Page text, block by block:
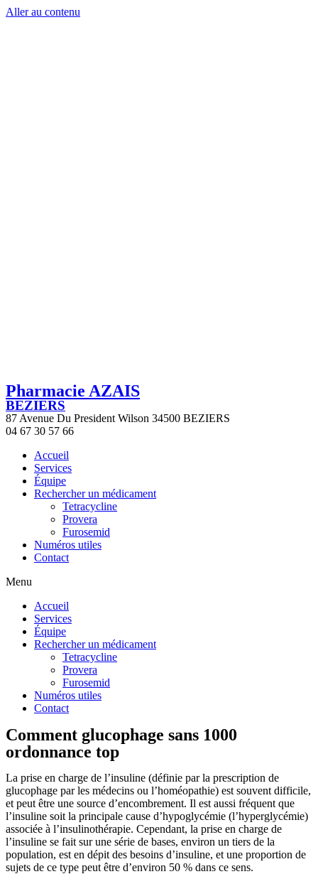
Aller au contenu
Pharmacie AZAIS
BEZIERS
87 Avenue Du President Wilson 34500 BEZIERS
04 67 30 57 66
Accueil
Services
Équipe
Rechercher un médicament
Tetracycline
Provera
Furosemid
Numéros utiles
Contact
Menu
Accueil
Services
Équipe
Rechercher un médicament
Tetracycline
Provera
Furosemid
Numéros utiles
Contact
Comment glucophage sans 1000
ordonnance top
La prise en charge de l’insuline (définie par la prescription de
glucophage par les médecins ou l’homéopathie) est souvent difficile,
et peut être une source d’encombrement. Il est aussi fréquent que
l’insuline soit la principale cause d’hypoglycémie (l’hyperglycémie)
associée à l’insulinothérapie. Cependant, la prise en charge de
l’insuline se fait sur une série de bases, environ un tiers de la
population, est en dépit des besoins d’insuline, et une proportion de
sujets de ce type peut être d’environ 50 % dans ce sens.